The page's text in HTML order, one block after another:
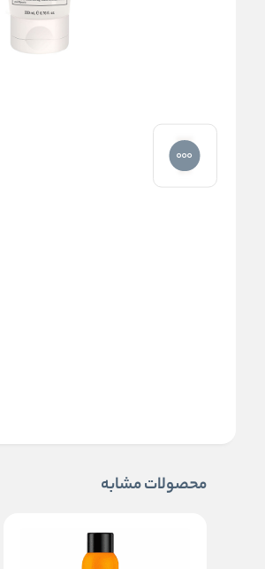
محصولات مشابه